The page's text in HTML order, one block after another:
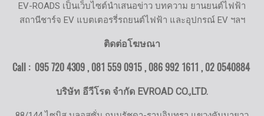
EV-ROADS เป็นเว็บไซต์นำเสนอข่าว บทความ ยานยนต์ไฟฟ้า
สถานีชาร์จ EV แบตเตอรรี่รถยนต์ไฟฟ้า และอุปกรณ์ EV ฯลฯ
ติดต่อโฆษณา
Call : 095 720 4309 , 081 559 0915 , 086 992 1611 ,02 0540884
บริษัท อีวีโรด จำกัด EVROAD CO.,LTD.